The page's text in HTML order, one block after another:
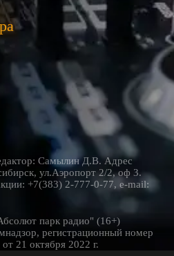
Самылин Д.В. Адрес
ул.Аэропорт 2/2, оф 3.
+7(383) 2-777-0-77, e-mail:
парк радио" (16+)
регистрационный номер
21 октября 2022 г.